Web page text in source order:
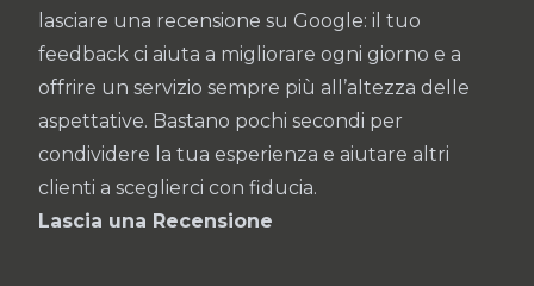
lasciare una recensione su Google: il tuo
feedback ci aiuta a migliorare ogni giorno e a
offrire un servizio sempre più all’altezza delle
aspettative. Bastano pochi secondi per
condividere la tua esperienza e aiutare altri
clienti a sceglierci con fiducia.
Lascia una Recensione